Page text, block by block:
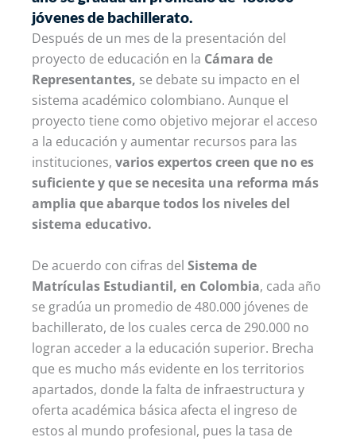
jóvenes de bachillerato.
Después de un mes de la presentación del
proyecto de educación en la Cámara de
Representantes, se debate su impacto en el
sistema académico colombiano. Aunque el
proyecto tiene como objetivo mejorar el acceso
a la educación y aumentar recursos para las
instituciones, varios expertos creen que no es
suficiente y que se necesita una reforma más
amplia que abarque todos los niveles del
sistema educativo.
De acuerdo con cifras del Sistema de
Matrículas Estudiantil, en Colombia, cada año
se gradúa un promedio de 480.000 jóvenes de
bachillerato, de los cuales cerca de 290.000 no
logran acceder a la educación superior. Brecha
que es mucho más evidente en los territorios
apartados, donde la falta de infraestructura y
oferta académica básica afecta el ingreso de
estos al mundo profesional, pues la tasa de